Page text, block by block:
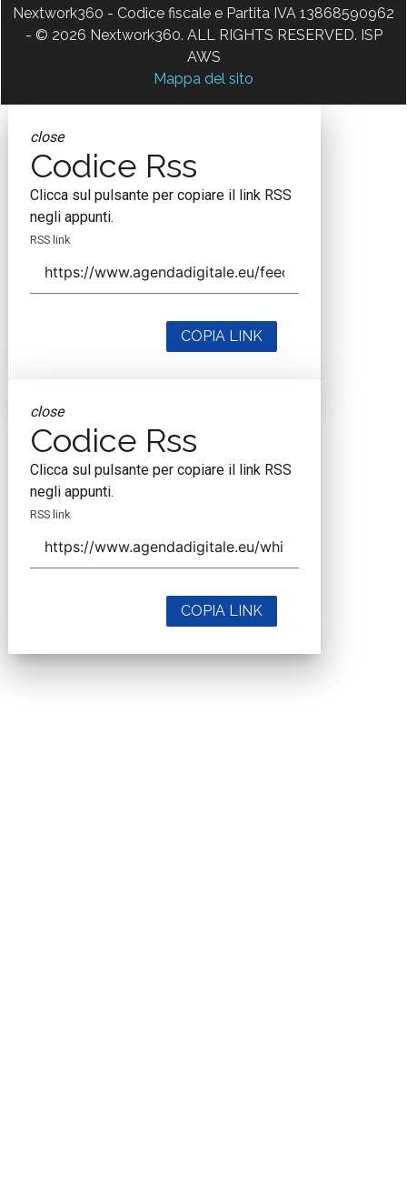
Nextwork360 - Codice fiscale e Partita IVA 13868590962
- © 2026 Nextwork360. ALL RIGHTS RESERVED. ISP
AWS
Mappa del sito
close
Codice Rss
Clicca sul pulsante per copiare il link RSS
negli appunti.
RSS link
COPIA LINK
close
Codice Rss
Clicca sul pulsante per copiare il link RSS
negli appunti.
RSS link
COPIA LINK